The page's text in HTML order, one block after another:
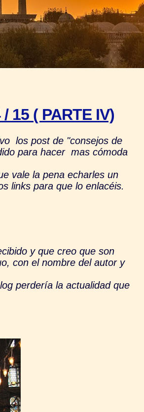
15 ( PARTE IV)
los post de "consejos de
para hacer mas cómoda
la pena echarles un
links para que lo enlacéis.
y que creo que son
con el nombre del autor y
perdería la actualidad que